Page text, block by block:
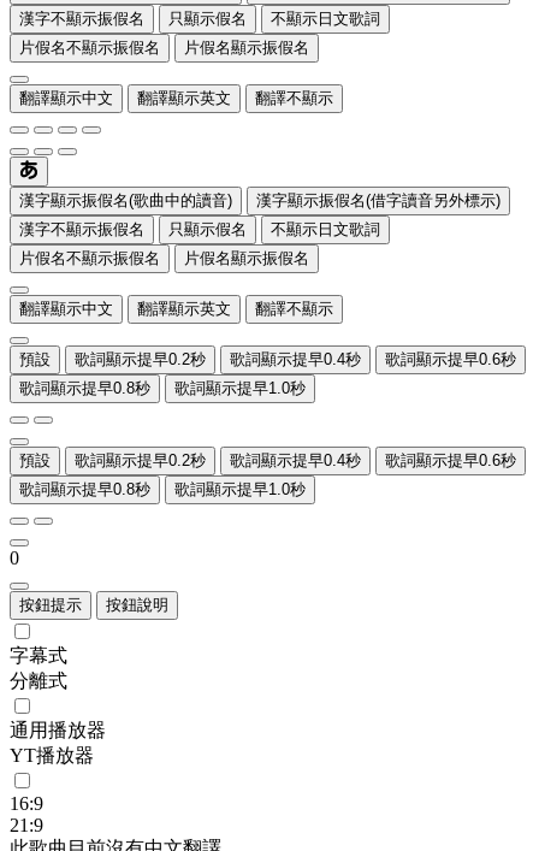
漢字不顯示振假名
只顯示假名
不顯示日文歌詞
片假名不顯示振假名
片假名顯示振假名
翻譯顯示中文 翻譯顯示英文 翻譯不顯示
漢字顯示振假名(歌曲中的讀音)
漢字顯示振假名(借字讀音另外標示)
漢字不顯示振假名
只顯示假名
不顯示日文歌詞
片假名不顯示振假名
片假名顯示振假名
翻譯顯示中文 翻譯顯示英文 翻譯不顯示
預設 歌詞顯示提早0.2秒 歌詞顯示提早0.4秒
歌詞顯示提早0.6秒
歌詞顯示提早0.8秒
歌詞顯示提早1.0秒
預設 歌詞顯示提早0.2秒 歌詞顯示提早0.4秒
歌詞顯示提早0.6秒
歌詞顯示提早0.8秒
歌詞顯示提早1.0秒
0
按鈕提示 按鈕說明
字幕式
分離式
通用播放器
YT播放器
16:9
21:9